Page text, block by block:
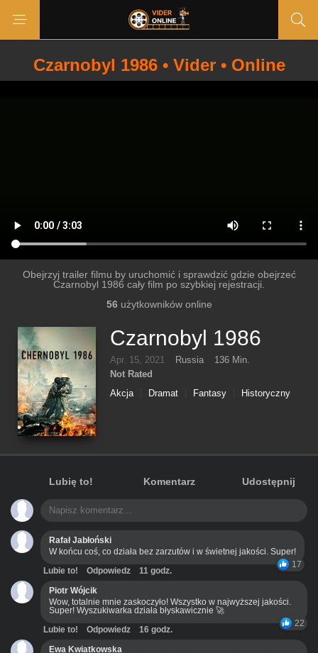
Czarnobyl 1986 • Vider • Online
Obejrzyj trailer filmu by uruchomić i sprawdzić gdzie obejrzeć
Czarnobyl 1986 cały film po szybkiej rejestracji.
56użytkowników online
Czarnobyl 1986
Apr. 15, 2021 Russia
136 Min.
Not Rated
Akcja
Dramat Fantasy
Historyczny
Lubię to! Komentarz Udostępnij
Rafał Jabłoński
W końcu coś, co działa bez zarzutów i w świetnej jakości. Super!
17
Lubie to! Odpowiedz
11 godz.
Piotr Wójcik
Wow, totalnie mnie zaskoczyło! Wszystko w najwyższej jakości.
Super! Wyszukiwarka działa błyskawicznie 🚀
22
Lubie to! Odpowiedz
16 godz.
Ewa Kwiatkowska